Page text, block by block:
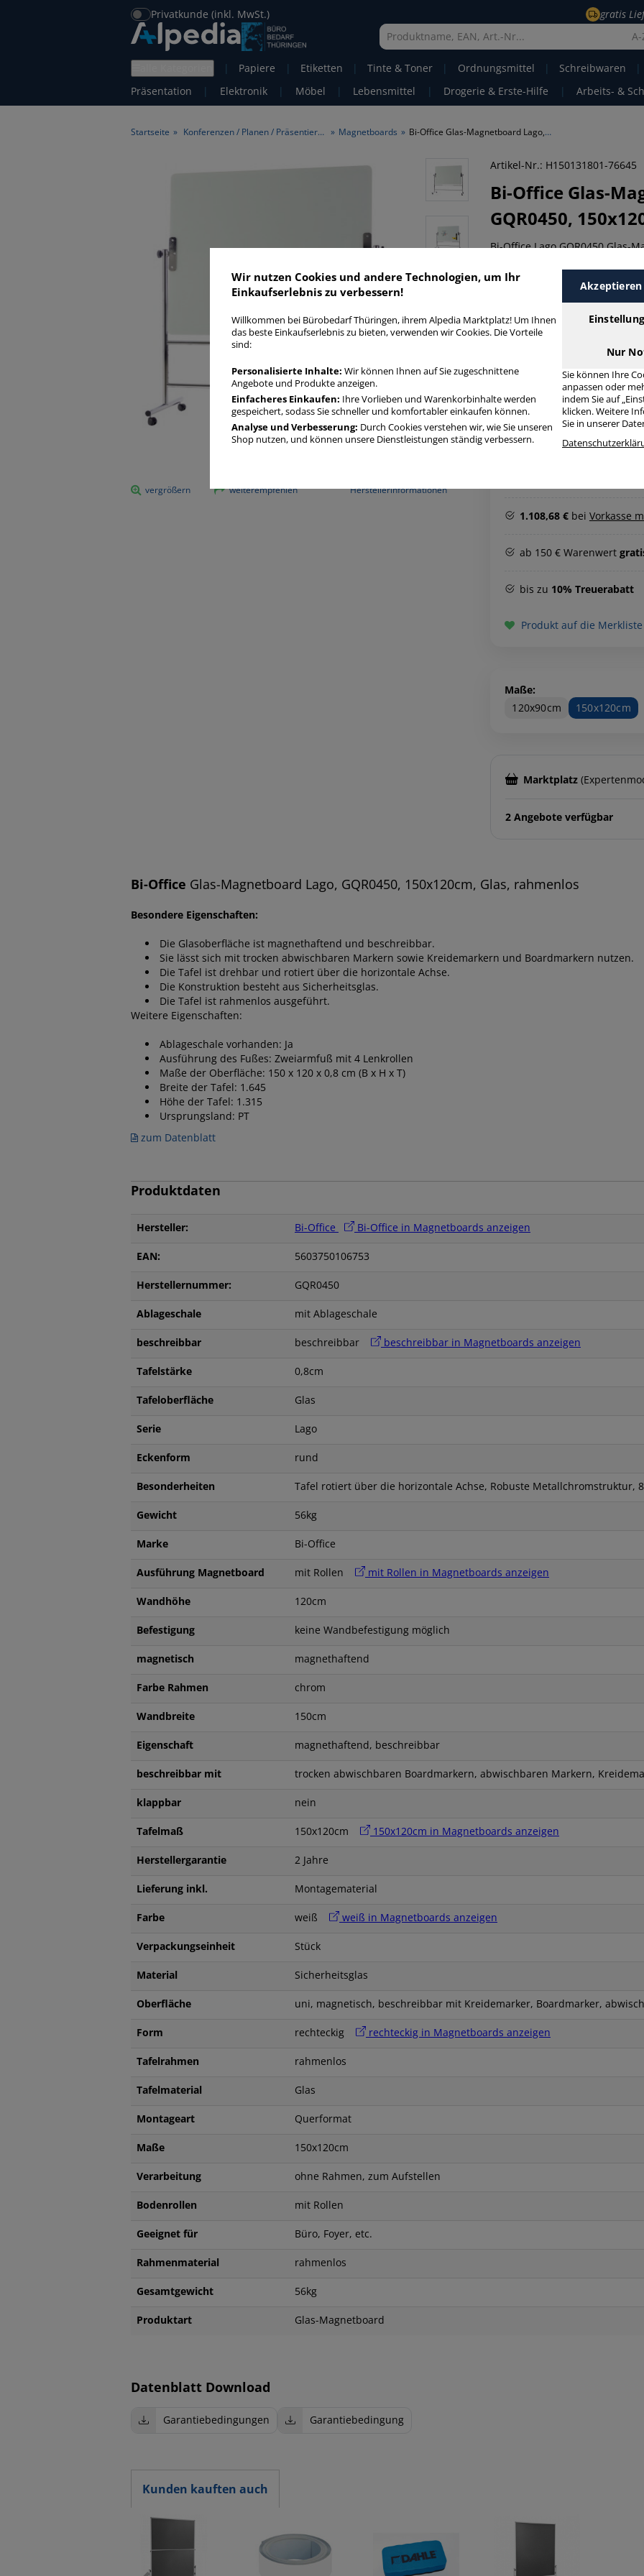
Privatkunde (inkl. MwSt.)
gratis
A-
| Papiere | Etiketten | Tinte & Toner | Ordnungsmittel | Schreibwaren
|
Präsentation
| Elektronik | Möbel | Lebensmittel | Drogerie & Erste-Hilfe | Arbeits- &
Startseite » Konferenzen / Planen / Präsentieren » Magnetboards » Bi-Office Glas-Magnetboard Lago, GQR0450, 150x120cm, Glas, rahmenlos
Herstellerinformationen
vergrößern weiterempfehlen
Artikel-Nr.: H150131801-76645
Bi-Office Glas-
GQR0450,
Bi-Office Lago GQR0450 Glas-
• Maße: 150x120cm (BxH) •
Material des Rahmens:
Artikelbeschreibung
Menge
1.108,68 €bei Vorkasse
ab 150 € Warenwert
bis zu 10% Treuerabatt
Produkt auf die
Maße:
120x90cm
150x120cm
Marktplatz
2 Angebote verfügbar
Bi-Office Glas-Magnetboard Lago, GQR0450, 150x120cm, Glas, rahmenlos
Besondere Eigenschaften:
Die Glasoberfläche ist magnethaftend und beschreibbar.
Sie lässt sich mit trocken abwischbaren Markern sowie Kreidemarkern und Boardmarkern nutzen.
Die Tafel ist drehbar und rotiert über die horizontale Achse.
Die Konstruktion besteht aus Sicherheitsglas.
Die Tafel ist rahmenlos ausgeführt.
Weitere Eigenschaften:
Ablageschale vorhanden: Ja
Ausführung des Fußes: Zweiarmfuß mit 4 Lenkrollen
Maße der Oberfläche: 150 x 120 x 0,8 cm (B x H x T)
Breite der Tafel: 1.645
Höhe der Tafel: 1.315
Ursprungsland: PT
zum Datenblatt
Produktdaten
Hersteller: Bi-Office Bi-Office in Magnetboards anzeigen
EAN: 5603750106753
Herstellernummer: GQR0450
Ablageschale mit Ablageschale
beschreibbar beschreibbar beschreibbar in Magnetboards anzeigen
Tafelstärke 0,8cm
Tafeloberfläche Glas
Serie Lago
Eckenform rund
Besonderheiten Tafel rotiert über die horizontale Achse, Robuste Metallchromstruktur,
Gewicht 56kg
Marke Bi-Office
Ausführung Magnetboard mit Rollen mit Rollen in Magnetboards anzeigen
Wandhöhe 120cm
Befestigung keine Wandbefestigung möglich
magnetisch magnethaftend
Farbe Rahmen chrom
Wandbreite 150cm
Eigenschaft magnethaftend, beschreibbar
beschreibbar mit trocken abwischbaren Boardmarkern, abwischbaren Markern,
klappbar nein
Tafelmaß 150x120cm 150x120cm in Magnetboards anzeigen
Herstellergarantie 2 Jahre
Lieferung inkl. Montagematerial
Farbe weiß weiß in Magnetboards anzeigen
Verpackungseinheit Stück
Material Sicherheitsglas
Oberfläche uni, magnetisch, beschreibbar mit Kreidemarker, Boardmarker,
Form rechteckig rechteckig in Magnetboards anzeigen
Tafelrahmen rahmenlos
Tafelmaterial Glas
Montageart Querformat
Maße 150x120cm
Verarbeitung ohne Rahmen, zum Aufstellen
Bodenrollen mit Rollen
Geeignet für Büro, Foyer, etc.
Rahmenmaterial rahmenlos
Gesamtgewicht 56kg
Produktart Glas-Magnetboard
Datenblatt Download
Garantiebedingungen Garantiebedingung
Kunden kauften auch
Wir nutzen Cookies und andere Technologien, um Ihr
Einkaufserlebnis zu verbessern!
Willkommen bei Bürobedarf Thüringen, ihrem Alpedia Marktplatz! Um Ihnen
das beste Einkaufserlebnis zu bieten, verwenden wir Cookies. Die Vorteile
sind:
Personalisierte Inhalte: Wir können Ihnen auf Sie zugeschnittene
Angebote und Produkte anzeigen.
Einfacheres Einkaufen: Ihre Vorlieben und Warenkorbinhalte werden
gespeichert, sodass Sie schneller und komfortabler einkaufen können.
Analyse und Verbesserung: Durch Cookies verstehen wir, wie Sie unseren
Shop nutzen, und können unsere Dienstleistungen ständig verbessern.
Nur
Sie können Ihre
anpassen oder
indem Sie auf
klicken. Weitere
Sie in unserer